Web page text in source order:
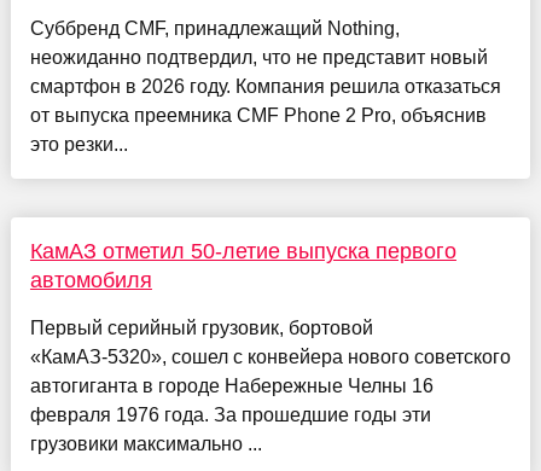
Суббренд CMF, принадлежащий Nothing,
неожиданно подтвердил, что не представит новый
смартфон в 2026 году. Компания решила отказаться
от выпуска преемника CMF Phone 2 Pro, объяснив
это резки...
КамАЗ отметил 50-летие выпуска первого
автомобиля
Первый серийный грузовик, бортовой
«КамАЗ-5320», сошел с конвейера нового советского
автогиганта в городе Набережные Челны 16
февраля 1976 года. За прошедшие годы эти
грузовики максимально ...